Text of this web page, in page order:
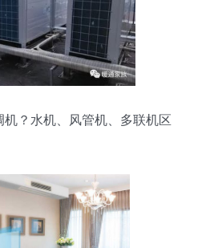
？水机、风管机、多联机区